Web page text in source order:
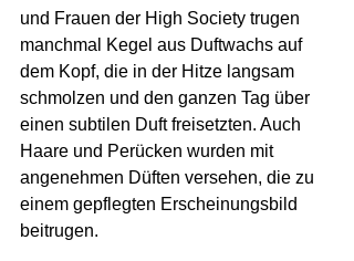
und Frauen der High Society trugen
manchmal Kegel aus Duftwachs auf
dem Kopf, die in der Hitze langsam
schmolzen und den ganzen Tag über
einen subtilen Duft freisetzten. Auch
Haare und Perücken wurden mit
angenehmen Düften versehen, die zu
einem gepflegten Erscheinungsbild
beitrugen.